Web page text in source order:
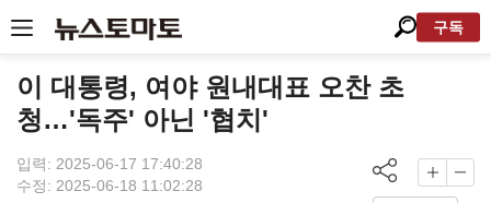
구독
이 대통령, 여야 원내대표 오찬 초
청…'독주' 아닌 '협치'
입력: 2025-06-17 17:40:28
수정: 2025-06-18 11:02:28